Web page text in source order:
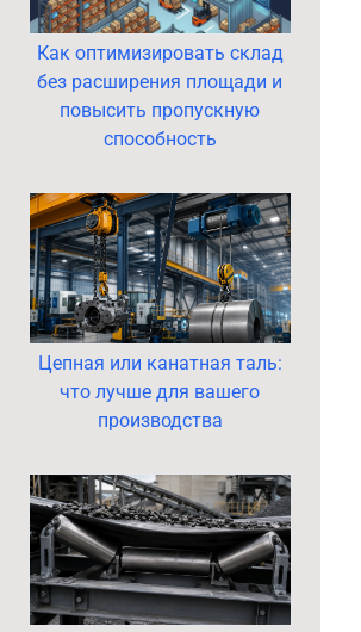
Как оптимизировать склад
без расширения площади и
повысить пропускную
способность
Цепная или канатная таль:
что лучше для вашего
производства